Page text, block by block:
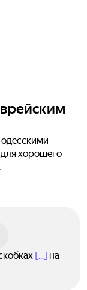
хорошего
[...] на